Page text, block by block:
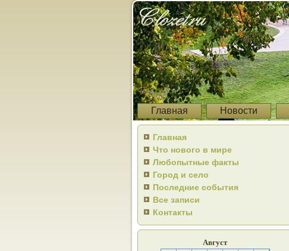
Главная Новости
Главная
Что нового в мире
Любопытные факты
Город и село
Последние события
Все записи
Контакты
Август